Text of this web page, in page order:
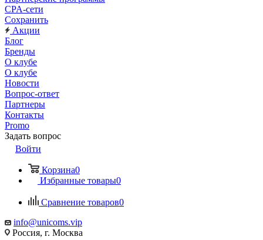
CPA-сети
Сохранить
Акции
Блог
Бренды
О клубе
О клубе
Новости
Вопрос-ответ
Партнеры
Контакты
Promo
Задать вопрос
Войти
Корзина0
Избранные товары0
Сравнение товаров0
info@unicoms.vip
Россия, г. Москва